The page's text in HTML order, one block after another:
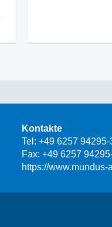
Kontakte
Tel: +49 6257 94295-
Fax: +49 6257
https://www.mundus-